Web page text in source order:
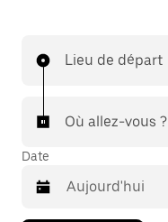
Lieu de départ
Où allez-vous ?
Date